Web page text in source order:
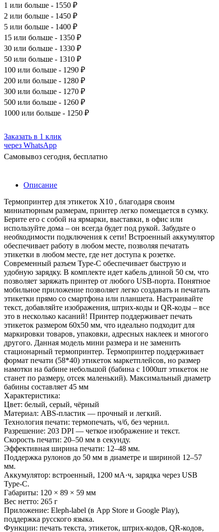
1 или больше - 1550 ₽
2 или больше - 1450 ₽
5 или больше - 1400 ₽
15 или больше - 1350 ₽
30 или больше - 1330 ₽
50 или больше - 1310 ₽
100 или больше - 1290 ₽
200 или больше - 1280 ₽
300 или больше - 1270 ₽
500 или больше - 1260 ₽
1000 или больше - 1250 ₽
Заказать в 1 клик
через WhatsApp
Самовывоз сегодня, бесплатно
Описание
Термопринтер для этикеток X10 , благодаря своим
миниатюрным размерам, принтер легко помещается в сумку.
Берите его с собой на ярмарки, выставки, в офис или
используйте дома – он всегда будет под рукой. Забудьте о
необходимости подключения к сети! Встроенный аккумулятор
обеспечивает работу в любом месте, позволяя печатать
этикетки в любом месте, где нет доступа к розетке.
Современный разъем Type-C обеспечивает быструю и
удобную зарядку. В комплекте идет кабель длиной 50 см, что
позволяет заряжать принтер от любого USB-порта. Понятное
мобильное приложение позволяет легко создавать и печатать
этикетки прямо со смартфона или планшета. Настраивайте
текст, добавляйте изображения, штрих-коды и QR-коды – все
это в несколько касаний! Принтер поддерживает печать
этикеток размером 60х50 мм, что идеально подходит для
маркировки товаров, упаковки, адресных наклеек и многого
другого. Данная модель мини размера и не заменить
стационарный термопринтер. Термопринтер поддерживает
формат печати (58*40) этикеток маркетплейсов, но размер
намотки на бабине небольшой (бабина с 1000шт этикеток не
станет по размеру, отсек маленький). Максимальный диаметр
бабины составляет 45 мм
Характеристика:
Цвет: белый, серый, чёрный
Материал: ABS-пластик — прочный и легкий.
Технология печати: термопечать, ч/б, без чернил.
Разрешение: 203 DPI — четкое изображение и текст.
Скорость печати: 20–50 мм в секунду.
Эффективная ширина печати: 12–48 мм.
Поддержка рулонов до 50 мм в диаметре и шириной 12–57
мм.
Аккумулятор: встроенный, 1200 мА·ч, зарядка через USB
Type-C.
Габариты: 120 × 89 × 59 мм
Вес нетто: 265 г
Приложение: Eleph-label (в App Store и Google Play),
поддержка русского языка.
Функции: печать текста, этикеток, штрих-кодов, QR-кодов,